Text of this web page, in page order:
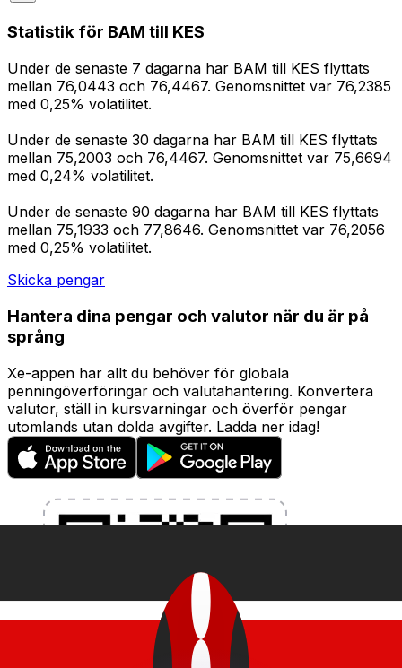
Statistik för BAM till KES
Under de senaste 7 dagarna har BAM till KES flyttats
mellan 76,0443 och 76,4467. Genomsnittet var 76,2385
med 0,25% volatilitet.
Under de senaste 30 dagarna har BAM till KES flyttats
mellan 75,2003 och 76,4467. Genomsnittet var 75,6694
med 0,24% volatilitet.
Under de senaste 90 dagarna har BAM till KES flyttats
mellan 75,1933 och 77,8646. Genomsnittet var 76,2056
med 0,25% volatilitet.
Skicka pengar
Hantera dina pengar och valutor när du är på
språng
Xe-appen har allt du behöver för globala
penningöverföringar och valutahantering. Konvertera
valutor, ställ in kursvarningar och överför pengar
utomlands utan dolda avgifter. Ladda ner idag!